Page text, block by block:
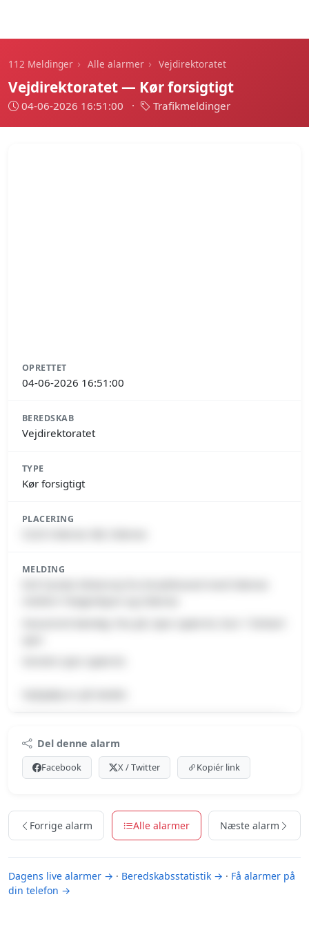
112 Meldinger › Alle alarmer › Vejdirektoratet
Vejdirektoratet — Kør forsigtigt
04-06-2026 16:51:00 · Trafikmeldinger
OPRETTET
04-06-2026 16:51:00
BEREDSKAB
Vejdirektoratet
TYPE
Kør forsigtigt
PLACERING
MELDING
Log ind med Premium for at se meldingen og kortet.
Del denne alarm
Facebook X / Twitter Kopiér link
Forrige alarm Alle alarmer Næste alarm
Dagens live alarmer → · Beredskabsstatistik → · Få alarmer på
din telefon →